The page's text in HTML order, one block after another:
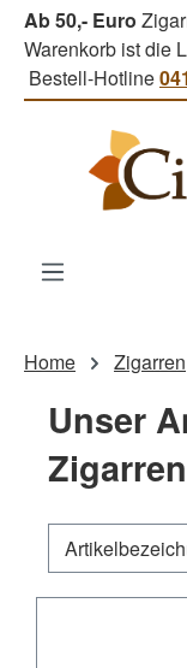
Zum Hauptinhalt
Ab 50,- Euro
Warenkorb ist die
Bestell-Hotline
Home Zigarren
Unser
Zigarren